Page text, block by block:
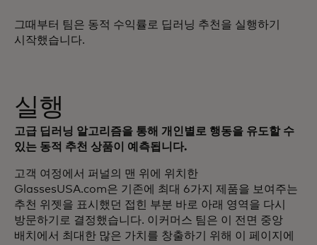
그때부터 팀은 동적 수익률로 딥러닝 추천을 실행하기
시작했습니다.
실행
고급 딥러닝 알고리즘을 통해 개인별로 행동을 유도할 수
있는 동적 추천 상품이 예측됩니다.
고객 여정에서 퍼널의 맨 위에 위치한
GlassesUSA.com은 기존에 최대 6가지 제품을 보여주는
추천 위젯을 표시했던 접힌 부분 바로 아래 영역을 다시
방문하기로 결정했습니다. 이커머스 팀은 이 전면 중앙
배치에서 최대한 많은 가치를 창출하기 위해 이 페이지에